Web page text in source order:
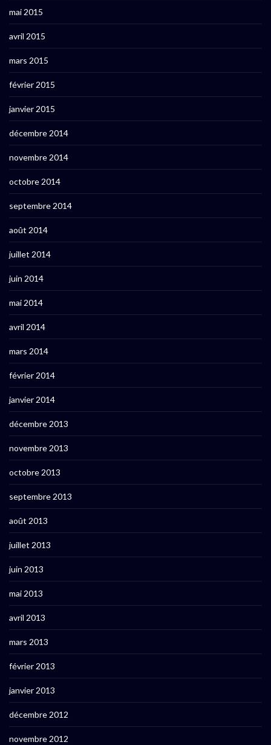
mai 2015
avril 2015
mars 2015
février 2015
janvier 2015
décembre 2014
novembre 2014
octobre 2014
septembre 2014
août 2014
juillet 2014
juin 2014
mai 2014
avril 2014
mars 2014
février 2014
janvier 2014
décembre 2013
novembre 2013
octobre 2013
septembre 2013
août 2013
juillet 2013
juin 2013
mai 2013
avril 2013
mars 2013
février 2013
janvier 2013
décembre 2012
novembre 2012